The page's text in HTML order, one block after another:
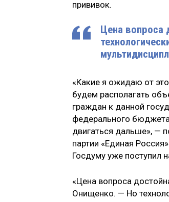
прививок.
Цена вопроса
«Какие я ожидаю от
будем располагать
граждан к данной
федерального
двигаться дальше», —
партии «Единая
Госдуму уже поступил
«Цена вопроса
Онищенко. — Но